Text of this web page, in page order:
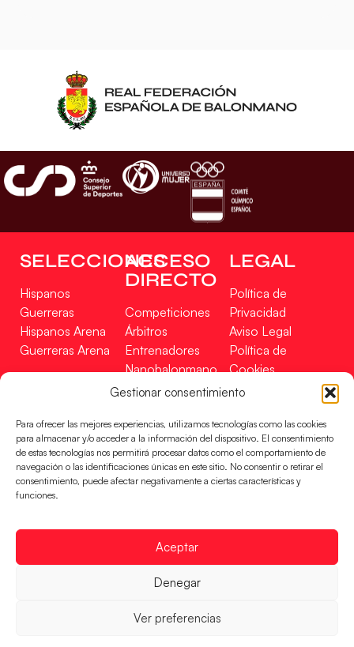
Gestionar consentimiento
Para ofrecer las mejores experiencias, utilizamos tecnologías como las cookies
para almacenar y/o acceder a la información del dispositivo. El consentimiento
de estas tecnologías nos permitirá procesar datos como el comportamiento de
navegación o las identificaciones únicas en este sitio. No consentir o retirar el
consentimiento, puede afectar negativamente a ciertas características y
funciones.
Aceptar
Denegar
Ver preferencias
SELECCIONES
Hispanos
Guerreras
Hispanos Arena
Guerreras Arena
ACCESO
DIRECTO
Competiciones
Árbitros
Entrenadores
Nanobalonmano
Tienda
LEGAL
Política de
Privacidad
Aviso Legal
Política de
Cookies
Mapa Web
Incidencias
CONTACTO
EN
FINANCIADO
RFEBM © 2024. Todos los derechos reservados –